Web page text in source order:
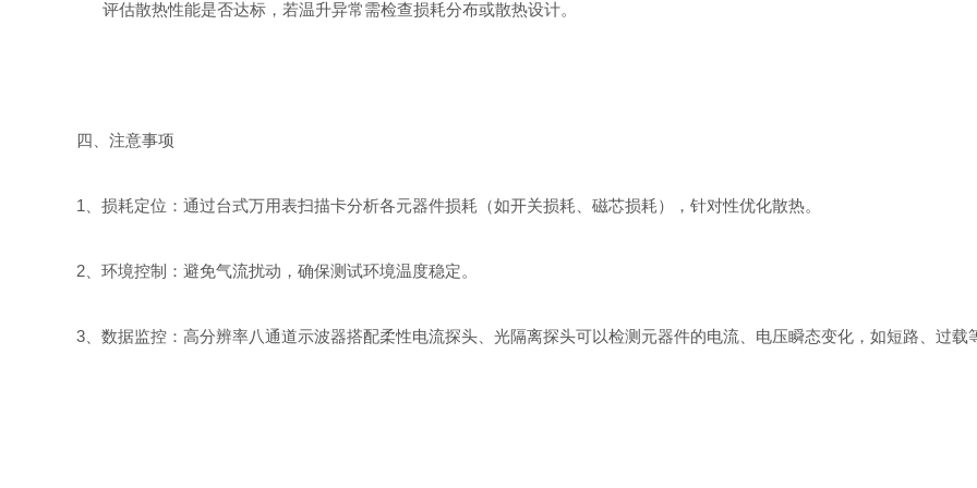
评估散热性能是否达标，若温升异常需检查损耗分布或散热设计。
四、注意事项
1、‌损耗定位‌：通过台式万用表扫描卡分析各元器件损耗（如开关损耗、磁芯损耗），针对性优化散热。‌
2、‌环境控制‌：避免气流扰动，确保测试环境温度稳定。‌
3、数据监控：高分辨率八通道示波器搭配柔性电流探头、光隔离探头可以检测元器件的电流、电压瞬态变化，如短路、过载